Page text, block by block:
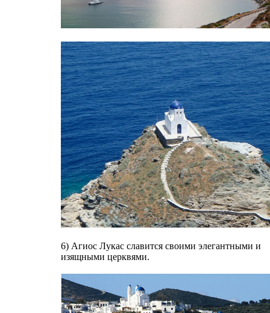
6) Агиос Лукас славится своими элегантными и
изящными церквями.